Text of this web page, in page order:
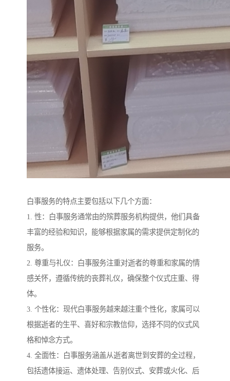
白事服务的特点主要包括以下几个方面：
1. 性：白事服务通常由的殡葬服务机构提供，他们具备
丰富的经验和知识，能够根据家属的需求提供定制化的
服务。
2. 尊重与礼仪：白事服务注重对逝者的尊重和家属的情
感关怀，遵循传统的丧葬礼仪，确保整个仪式庄重、得
体。
3. 个性化：现代白事服务越来越注重个性化，家属可以
根据逝者的生平、喜好和宗教信仰，选择不同的仪式风
格和悼念方式。
4. 全面性：白事服务涵盖从逝者离世到安葬的全过程，
包括遗体接运、遗体处理、告别仪式、安葬或火化、后